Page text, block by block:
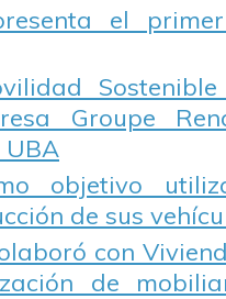
el
Groupe
UBA
objetivo
de sus
con
de